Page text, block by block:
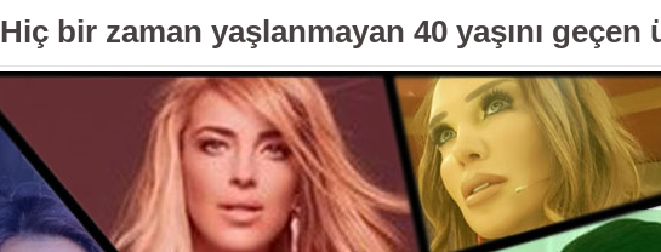
Hiç bir zaman yaşlanmayan 40 yaşını geçen